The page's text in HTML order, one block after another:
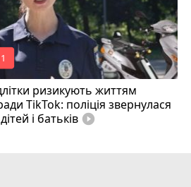
ризикують життям
TikTok: поліція звернулася
і батьків play_circle_filled